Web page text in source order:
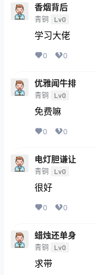
香烟背后
青铜 Lv0
学习大佬
0 0
优雅闻牛排
青铜 Lv0
免费嘛
0 0
电灯胆谦让
青铜 Lv0
很好
0 0
蜡烛还单身
青铜 Lv0
求带